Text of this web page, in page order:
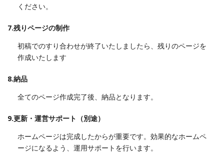
ください。
7.残りページの制作
初稿でのすり合わせが終了いたしましたら、残りのページを
作成いたします
8.納品
全てのページ作成完了後、納品となります。
9.更新・運営サポート（別途）
ホームページは完成したからが重要です。効果的なホームペ
ージになるよう、運用サポートを行います。